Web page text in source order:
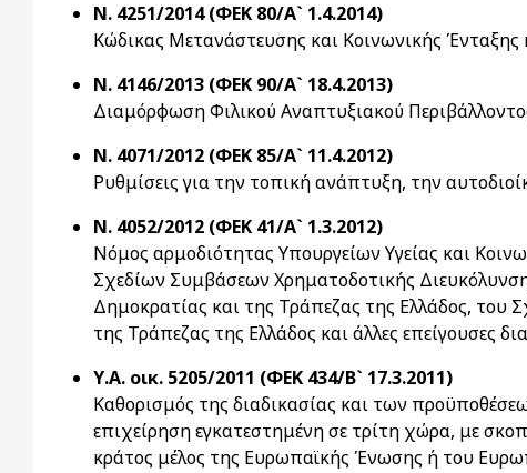
Ν. 4251/2014 (ΦΕΚ 80/Α` 1.4.2014)
Κώδικας Μετανάστευσης και Κοινωνικής Ένταξης
Ν. 4146/2013 (ΦΕΚ 90/Α` 18.4.2013)
Διαμόρφωση Φιλικού Αναπτυξιακού Περιβάλλοντος
Ν. 4071/2012 (ΦΕΚ 85/Α` 11.4.2012)
Ρυθμίσεις για την τοπική ανάπτυξη, την
Ν. 4052/2012 (ΦΕΚ 41/Α` 1.3.2012)
Νόμος αρμοδιότητας Υπουργείων Υγείας και
Σχεδίων Συμβάσεων Χρηματοδοτικής
Δημοκρατίας και της Τράπεζας της Ελλάδος, του
της Τράπεζας της Ελλάδος και άλλες επείγουσες
Υ.Α. οικ. 5205/2011 (ΦΕΚ 434/Β` 17.3.2011)
Καθορισμός της διαδικασίας και των
επιχείρηση εγκατεστημένη σε τρίτη χώρα, με
κράτος μέλος της Ευρωπαϊκής Ένωσης ή του